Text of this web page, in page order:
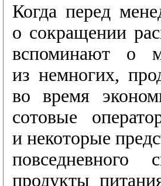
Когда перед
о сокращении
вспоминают о
из немногих,
во время
сотовые
и некоторые
продукты